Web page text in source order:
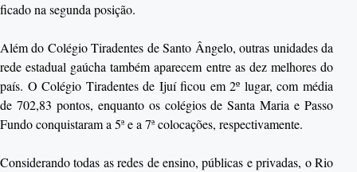
ficado na segunda posição.
Além do Colégio Tiradentes de Santo Ângelo, outras unidades da
rede estadual gaúcha também aparecem entre as dez melhores do
país. O Colégio Tiradentes de Ijuí ficou em 2º lugar, com média
de 702,83 pontos, enquanto os colégios de Santa Maria e Passo
Fundo conquistaram a 5ª e a 7ª colocações, respectivamente.
Considerando todas as redes de ensino, públicas e privadas, o Rio